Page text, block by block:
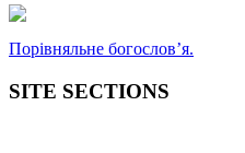
Порівняльне богословʼя.
SITE SECTIONS